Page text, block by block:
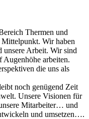
Thermen und
Wir haben
unsere Arbeit. Wir sind
arbeiten.
die uns als
noch genügend Zeit
Unsere Visionen für
Mitarbeiter… und
und umsetzen….